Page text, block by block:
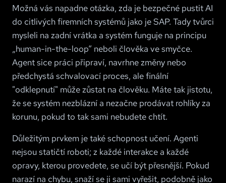
Možná vás napadne otázka, zda je bezpečné pustit AI
do citlivých firemních systémů jako je SAP. Tady tvůrci
mysleli na zadní vrátka a systém funguje na principu
„human-in-the-loop“ neboli člověka ve smyčce.
Agent sice práci připraví, navrhne změny nebo
předchystá schvalovací proces, ale finální
"odklepnutí" může zůstat na člověku. Máte tak jistotu,
že se systém nezblázní a nezačne prodávat rohlíky za
korunu, pokud to tak sami nebudete chtít.
Důležitým prvkem je také schopnost učení. Agenti
nejsou statičtí roboti; z každé interakce a každé
opravy, kterou provedete, se učí být přesnější. Pokud
narazí na chybu, snaží se ji sami vyřešit, podobně jako